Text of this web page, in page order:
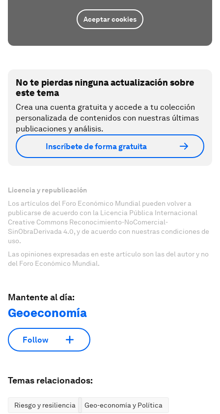
Aceptar cookies
No te pierdas ninguna actualización sobre
este tema
Crea una cuenta gratuita y accede a tu colección
personalizada de contenidos con nuestras últimas
publicaciones y análisis.
Inscríbete de forma gratuita
Licencia y republicación
Los artículos del Foro Económico Mundial pueden volver a
publicarse de acuerdo con la Licencia Pública Internacional
Creative Commons Reconocimiento-NoComercial-
SinObraDerivada 4.0, y de acuerdo con nuestras condiciones de
uso.
Las opiniones expresadas en este artículo son las del autor y no
del Foro Económico Mundial.
Mantente al día:
Geoeconomía
Follow
Temas relacionados:
Riesgo y resiliencia Geo-economía y Política